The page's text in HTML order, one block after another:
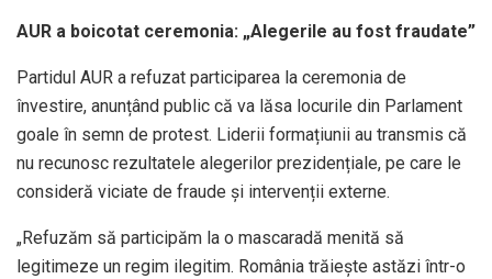
AUR a boicotat ceremonia: „Alegerile au fost fraudate”
Partidul AUR a refuzat participarea la ceremonia de
învestire, anunțând public că va lăsa locurile din Parlament
goale în semn de protest. Liderii formațiunii au transmis că
nu recunosc rezultatele alegerilor prezidențiale, pe care le
consideră viciate de fraude și intervenții externe.
„Refuzăm să participăm la o mascaradă menită să
legitimeze un regim ilegitim. România trăiește astăzi într-o